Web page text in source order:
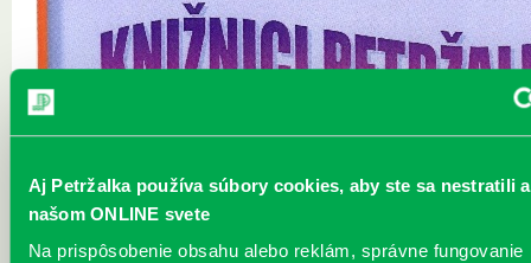
Aj Petržalka používa súbory cookies, aby ste sa nestratili
našom ONLINE svete
Na prispôsobenie obsahu alebo reklám, správne fungovanie